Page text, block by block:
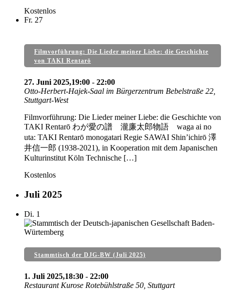
Kostenlos
Fr. 27
Filmvorführung: Die Lieder meiner Liebe: die Geschichte
von TAKI Rentarō
27. Juni 2025,19:00 - 22:00
Otto-Herbert-Hajek-Saal im Bürgerzentrum Bebelstraße 22,
Stuttgart-West
Filmvorführung: Die Lieder meiner Liebe: die Geschichte von
TAKI Rentarō わが愛の譜 瀧廉太郎物語 waga ai no
uta: TAKI Rentarō monogatari Regie SAWAI Shin’ichirō 澤
井信一郎 (1938-2021), in Kooperation mit dem Japanischen
Kulturinstitut Köln Technische […]
Kostenlos
Juli 2025
Di. 1
Stammtisch der DJG-BW (Juli 2025)
1. Juli 2025,18:30 - 22:00
Restaurant Kurose Rotebühlstraße 50, Stuttgart